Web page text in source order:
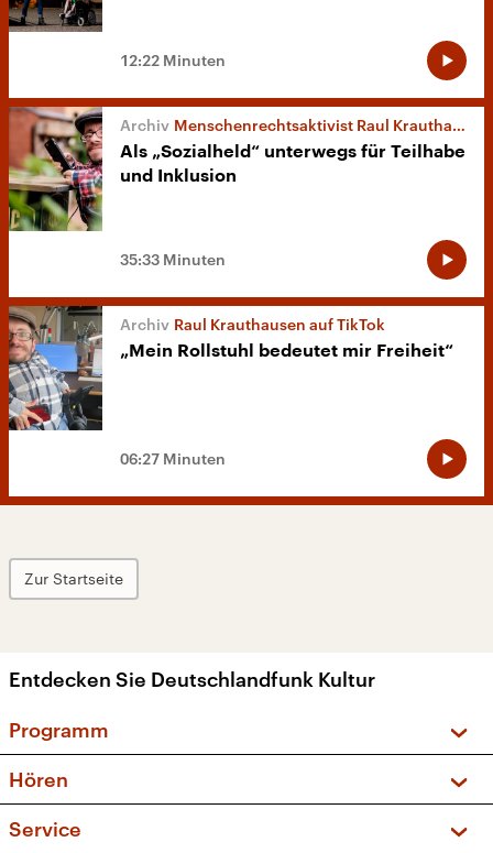
12:22 Minuten
Menschenrechtsaktivist Raul Krauthausen
Als „Sozialheld“ unterwegs für Teilhabe
und Inklusion
35:33 Minuten
Raul Krauthausen auf TikTok
„Mein Rollstuhl bedeutet mir Freiheit“
06:27 Minuten
Zur Startseite
Entdecken Sie Deutschlandfunk Kultur
Programm
Sendungen und Podcasts
Musikliste
Hören
Service